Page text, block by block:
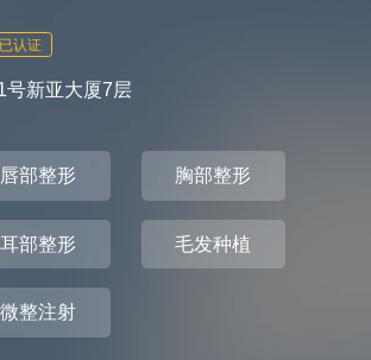
已认证
号新亚大厦7层
唇部整形 胸部整形
耳部整形 毛发种植
微整注射